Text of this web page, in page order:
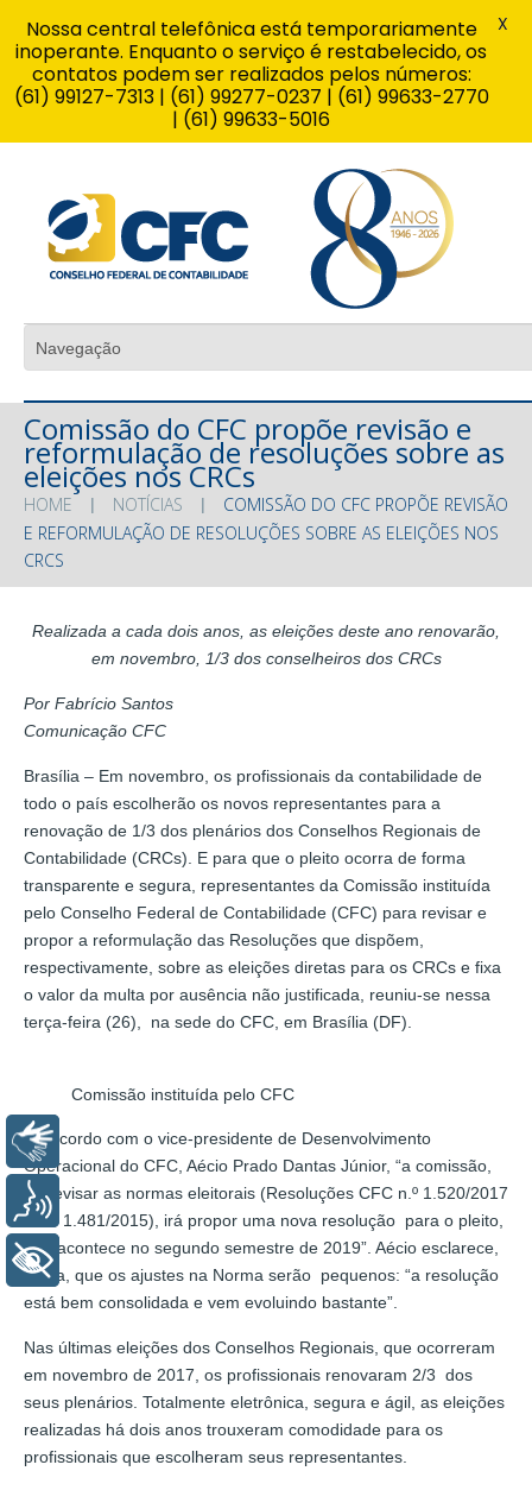
Comissão do CFC propõe revisão e
reformulação de resoluções sobre as
eleições nos CRCs
HOME NOTÍCIAS
COMISSÃO DO CFC PROPÕE REVISÃO
E REFORMULAÇÃO DE RESOLUÇÕES SOBRE AS ELEIÇÕES NOS
CRCS
Realizada a cada dois anos, as eleições deste ano renovarão,
em novembro, 1/3 dos conselheiros dos CRCs
Por Fabrício Santos
Comunicação CFC
Brasília – Em novembro, os profissionais da contabilidade de
todo o país escolherão os novos representantes para a
renovação de 1/3 dos plenários dos Conselhos Regionais de
Contabilidade (CRCs). E para que o pleito ocorra de forma
transparente e segura, representantes da Comissão instituída
pelo Conselho Federal de Contabilidade (CFC) para revisar e
propor a reformulação das Resoluções que dispõem,
respectivamente, sobre as eleições diretas para os CRCs e fixa
o valor da multa por ausência não justificada, reuniu-se nessa
terça-feira (26), na sede do CFC, em Brasília (DF).
Comissão instituída pelo CFC
De acordo com o vice-presidente de Desenvolvimento
Operacional do CFC, Aécio Prado Dantas Júnior, “a comissão,
ao revisar as normas eleitorais (Resoluções CFC n.º 1.520/2017
e n.º 1.481/2015), irá propor uma nova resolução para o pleito,
que acontece no segundo semestre de 2019”. Aécio esclarece,
ainda, que os ajustes na Norma serão pequenos: “a resolução
está bem consolidada e vem evoluindo bastante”.
Nas últimas eleições dos Conselhos Regionais, que ocorreram
em novembro de 2017, os profissionais renovaram 2/3 dos
seus plenários. Totalmente eletrônica, segura e ágil, as eleições
realizadas há dois anos trouxeram comodidade para os
profissionais que escolheram seus representantes.
Nossa central telefônica está temporariamente
inoperante. Enquanto o serviço é restabelecido, os
contatos podem ser realizados pelos números:
(61) 99127-7313 | (61) 99277-0237 | (61) 99633-2770
| (61) 99633-5016
X
Libras
Voz
+ Acessibilidade